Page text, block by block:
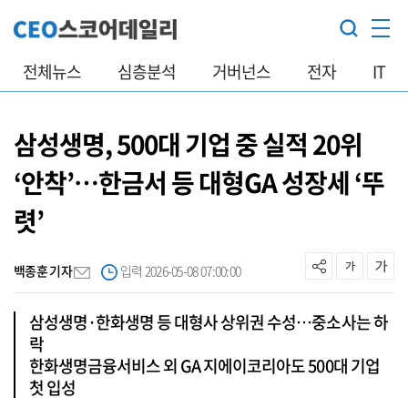
전체뉴스 심층분석 거버넌스 전자 IT
삼성생명, 500대 기업 중 실적 20위
‘안착’…한금서 등 대형GA 성장세 ‘뚜
렷’
백종훈 기자 입력 2026-05-08 07:00:00
삼성생명·한화생명 등 대형사 상위권 수성…중소사는 하
락
한화생명금융서비스 외 GA 지에이코리아도 500대 기업
첫 입성